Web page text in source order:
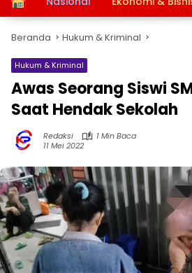
Beranda Hukum & Kriminal
Hukum & Kriminal
Awas Seorang Siswi
Saat Hendak Sekolah
Redaksi
1 Min Baca
11 Mei 2022